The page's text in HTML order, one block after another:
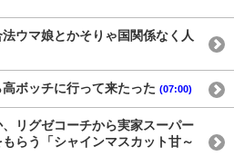
法ウマ娘とかそりゃ国関係なく人
高ボッチに行って来たった (07:00)
、リグゼコーチから実家スーパー
らう「シャインマスカット甘～